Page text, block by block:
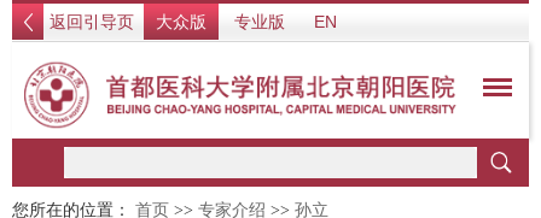
返回引导页 大众版 专业版 EN
您所在的位置： 首页 >> 专家介绍 >> 孙立